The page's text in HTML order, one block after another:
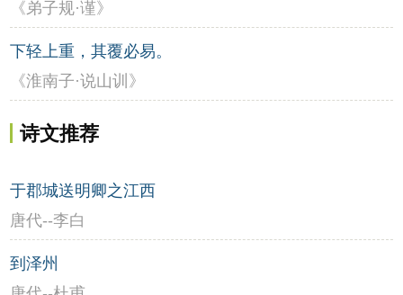
《弟子规·谨》
下轻上重，其覆必易。
《淮南子·说山训》
诗文推荐
于郡城送明卿之江西
唐代--李白
到泽州